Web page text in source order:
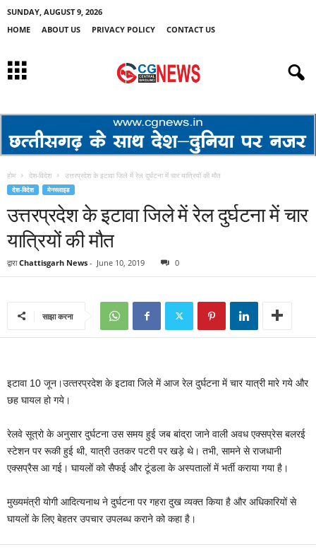
SUNDAY, AUGUST 9, 2026
HOME
ABOUT US PRIVACY POLICY CONTACT US
होम देश-विदेश उत्तरप्रदेश के इटावा जिले में रेल दुर्घटना में चार यात्रियों की मौत
देश-विदेश मेनस्लाइड
उत्तरप्रदेश के इटावा जिले में रेल दुर्घटना में चार
यात्रियों की मौत
द्वारा Chattisgarh News - June 10, 2019 0
साझा करना
इटावा 10 जून।उत्‍तरप्रदेश के इटावा जिले में आज रेल दुर्घटना में चार यात्री मारे गये और
छह घायल हो गये।
रेलवे सूत्रो के अनुसार दुर्घटना उस समय हुई जब बांद्रा जाने वाली अवध एक्‍सप्रेस बलरई
स्‍टेशन पर रूकी हुई थी, यात्री उतकर पटरी पर खड़े थे। तभी, सामने से राजधानी
एक्‍सप्रैस आ गई। घायलों को सैफई और टूंडला के अस्‍पतालों में भर्ती कराया गया है।
मुख्‍यमंत्री योगी आदित्‍यनाथ ने दुर्घटना पर गहरा दुख व्‍यक्‍त किया है और अधिकारियों से
घायलों के लिए बेहतर उपचार उपलब्‍ध कराने को कहा है।